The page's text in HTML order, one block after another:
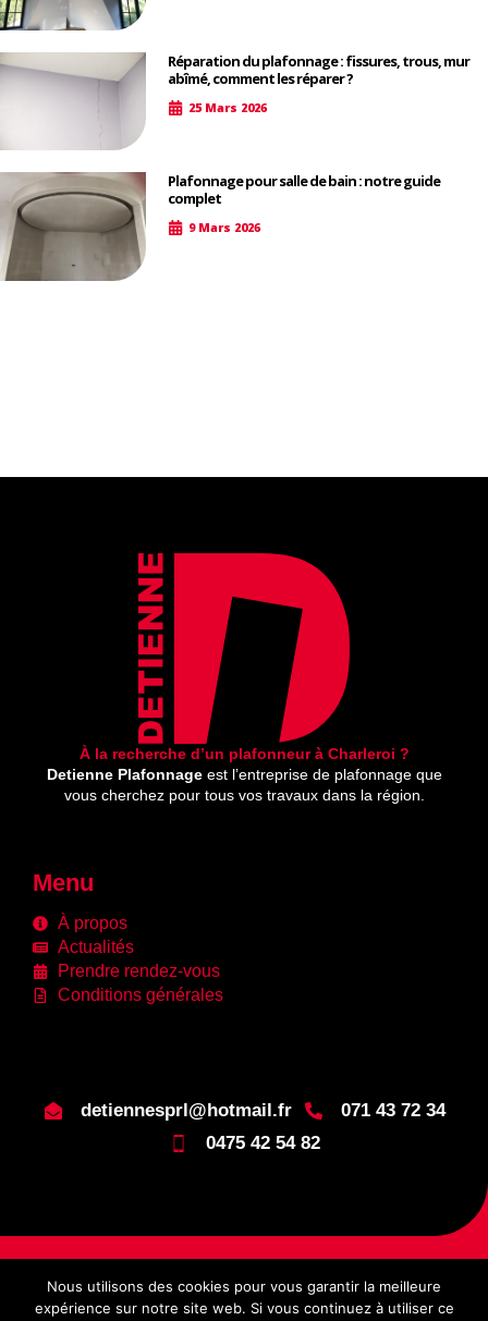
Réparation du plafonnage : fissures, trous, mur
abîmé, comment les réparer ?
25 Mars 2026
Plafonnage pour salle de bain : notre guide
complet
9 Mars 2026
À la recherche d’un plafonneur à Charleroi ?
Detienne Plafonnageest l’entreprise de plafonnage que
vous cherchez pour tous vos travaux dans la région.
Menu
À propos
Actualités
Prendre rendez-vous
Conditions générales
detiennesprl@hotmail.fr
071 43 72 34
0475 42 54 82
Detienne
Nous utilisons des cookies pour vous garantir la meilleure
expérience sur notre site web. Si vous continuez à utiliser ce